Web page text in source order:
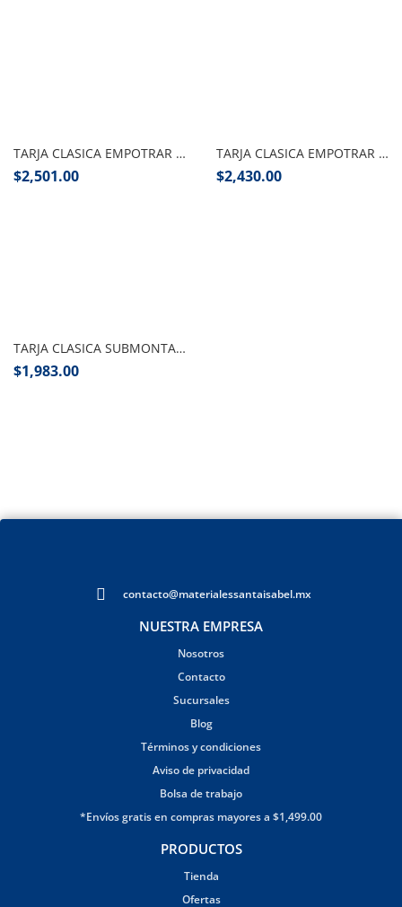
TARJA CLASICA EMPOTRAR CON ESCURRIDOR IZQUIERDO 87X54 CM EB TECNICA
$2,501.00
TARJA CLASICA EMPOTRAR DOBLE TINA 84X56 CM EB TECNICA
$2,430.00
TARJA CLASICA SUBMONTAR 48X43 CM EB TECNICA
$1,983.00
contacto@materialessantaisabel.mx
NUESTRA EMPRESA
Nosotros
Contacto
Sucursales
Blog
Términos y condiciones
Aviso de privacidad
Bolsa de trabajo
*Envíos gratis en compras mayores a $1,499.00
PRODUCTOS
Tienda
Ofertas